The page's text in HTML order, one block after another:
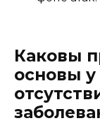
Каковы
основы у